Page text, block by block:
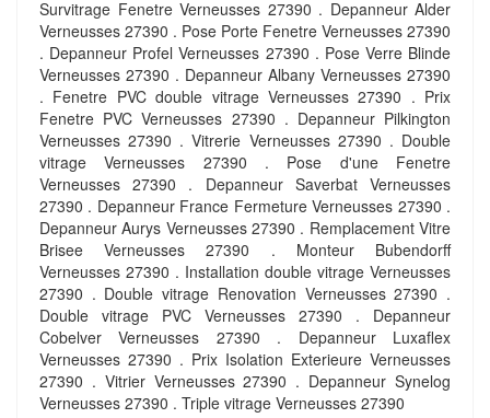
Survitrage Fenetre Verneusses 27390 . Depanneur Alder
Verneusses 27390 . Pose Porte Fenetre Verneusses 27390
. Depanneur Profel Verneusses 27390 . Pose Verre Blinde
Verneusses 27390 . Depanneur Albany Verneusses 27390
. Fenetre PVC double vitrage Verneusses 27390 . Prix
Fenetre PVC Verneusses 27390 . Depanneur Pilkington
Verneusses 27390 . Vitrerie Verneusses 27390 . Double
vitrage Verneusses 27390 . Pose d'une Fenetre
Verneusses 27390 . Depanneur Saverbat Verneusses
27390 . Depanneur France Fermeture Verneusses 27390 .
Depanneur Aurys Verneusses 27390 . Remplacement Vitre
Brisee Verneusses 27390 . Monteur Bubendorff
Verneusses 27390 . Installation double vitrage Verneusses
27390 . Double vitrage Renovation Verneusses 27390 .
Double vitrage PVC Verneusses 27390 . Depanneur
Cobelver Verneusses 27390 . Depanneur Luxaflex
Verneusses 27390 . Prix Isolation Exterieure Verneusses
27390 . Vitrier Verneusses 27390 . Depanneur Synelog
Verneusses 27390 . Triple vitrage Verneusses 27390